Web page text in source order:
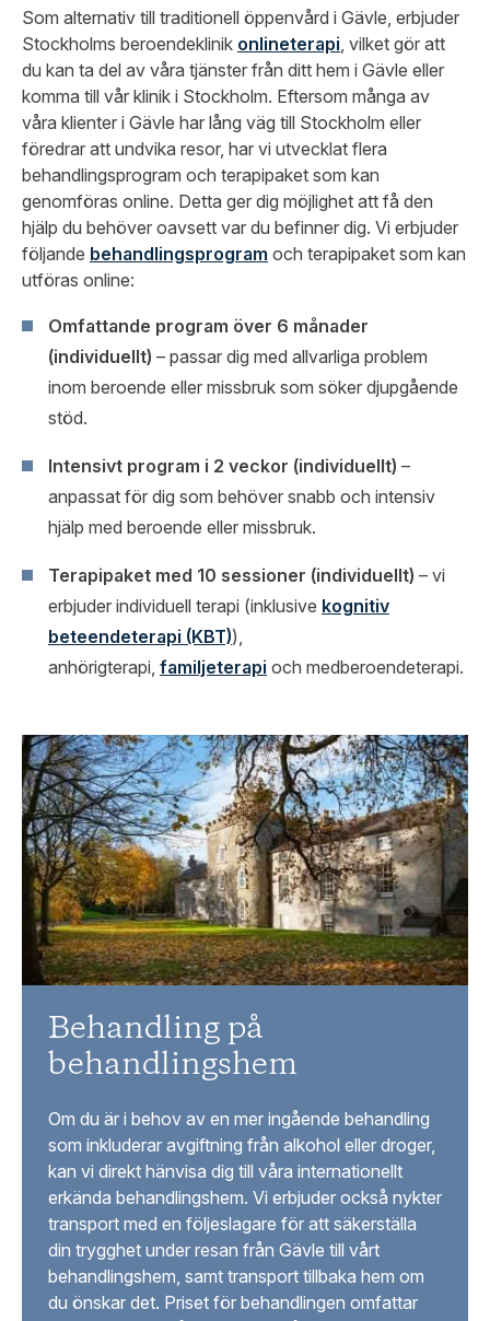
Som alternativ till traditionell öppenvård i Gävle, erbjuder
Stockholms beroendeklinik onlineterapi , vilket gör att
du kan ta del av våra tjänster från ditt hem i Gävle eller
komma till vår klinik i Stockholm. Eftersom många av
våra klienter i Gävle har lång väg till Stockholm eller
föredrar att undvika resor, har vi utvecklat flera
behandlingsprogram och terapipaket som kan
genomföras online. Detta ger dig möjlighet att få den
hjälp du behöver oavsett var du befinner dig. Vi erbjuder
följande behandlingsprogram och terapipaket som kan
utföras online:
Omfattande program över 6 månader
(individuellt) – passar dig med allvarliga problem
inom beroende eller missbruk som söker djupgående
stöd.
Intensivt program i 2 veckor (individuellt) –
anpassat för dig som behöver snabb och intensiv
hjälp med beroende eller missbruk.
Terapipaket med 10 sessioner (individuellt) – vi
erbjuder individuell terapi (inklusive kognitiv
beteendeterapi (KBT)),
anhörigterapi, familjeterapi och medberoendeterapi.
Behandling på
behandlingshem
Om du är i behov av en mer ingående behandling
som inkluderar avgiftning från alkohol eller droger,
kan vi direkt hänvisa dig till våra internationellt
erkända behandlingshem. Vi erbjuder också nykter
transport med en följeslagare för att säkerställa
din trygghet under resan från Gävle till vårt
behandlingshem, samt transport tillbaka hem om
du önskar det. Priset för behandlingen omfattar